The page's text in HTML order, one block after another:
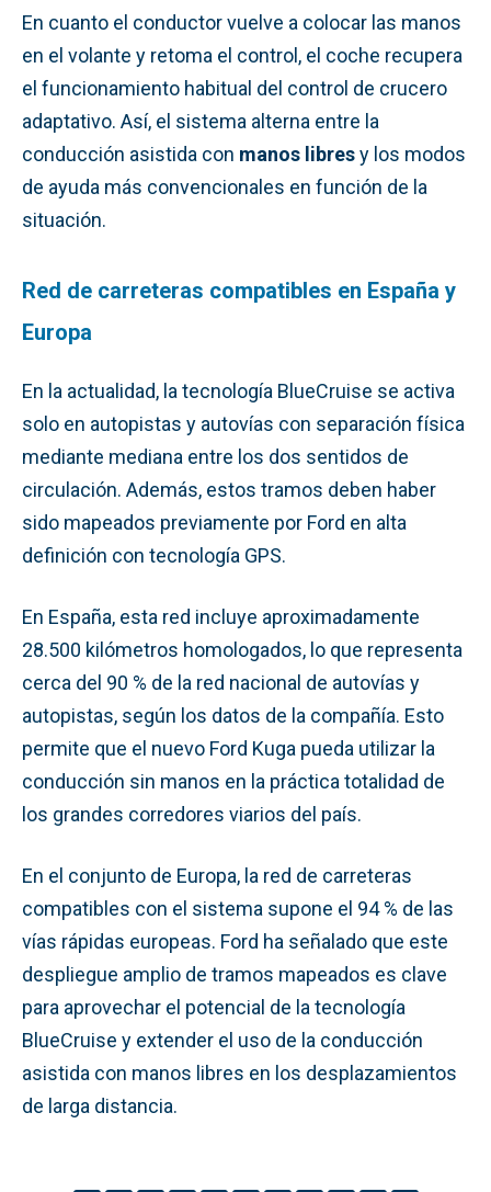
En cuanto el conductor vuelve a colocar las manos
en el volante y retoma el control, el coche recupera
el funcionamiento habitual del control de crucero
adaptativo. Así, el sistema alterna entre la
conducción asistida con manos libresy los modos
de ayuda más convencionales en función de la
situación.
Red de carreteras compatibles en España y
Europa
En la actualidad, la tecnología BlueCruise se activa
solo en autopistas y autovías con separación física
mediante mediana entre los dos sentidos de
circulación. Además, estos tramos deben haber
sido mapeados previamente por Ford en alta
definición con tecnología GPS.
En España, esta red incluye aproximadamente
28.500 kilómetros homologados, lo que representa
cerca del 90 % de la red nacional de autovías y
autopistas, según los datos de la compañía. Esto
permite que el nuevo Ford Kuga pueda utilizar la
conducción sin manos en la práctica totalidad de
los grandes corredores viarios del país.
En el conjunto de Europa, la red de carreteras
compatibles con el sistema supone el 94 % de las
vías rápidas europeas. Ford ha señalado que este
despliegue amplio de tramos mapeados es clave
para aprovechar el potencial de la tecnología
BlueCruise y extender el uso de la conducción
asistida con manos libres en los desplazamientos
de larga distancia.